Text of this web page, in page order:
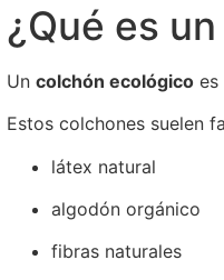
¿Qué es
Un colchón ecológico es
Estos colchones suelen
látex natural
algodón orgánico
fibras naturales